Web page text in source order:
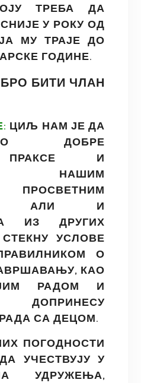
ТРЕБА ДА
У РОКУ ОД
МУ ТРАЈЕ ДО
ГОДИНЕ.
БИТИ ЧЛАН
ЦИЉ НАМ ЈЕ ДА
ДОБРЕ
ПРАКСЕ И
НАШИМ
АЛИ И
ИЗ ДРУГИХ
УСЛОВЕ
О
КАО
РАДОМ И
СА ДЕЦОМ.
ПОГОДНОСТИ
УЧЕСТВУЈУ У
УДРУЖЕЊА,